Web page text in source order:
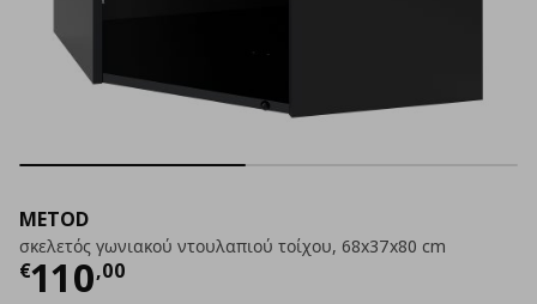
METOD
σκελετός γωνιακού ντουλαπιού τοίχου, 68x37x80 cm
€110,00
Τρέχουσα τιμή